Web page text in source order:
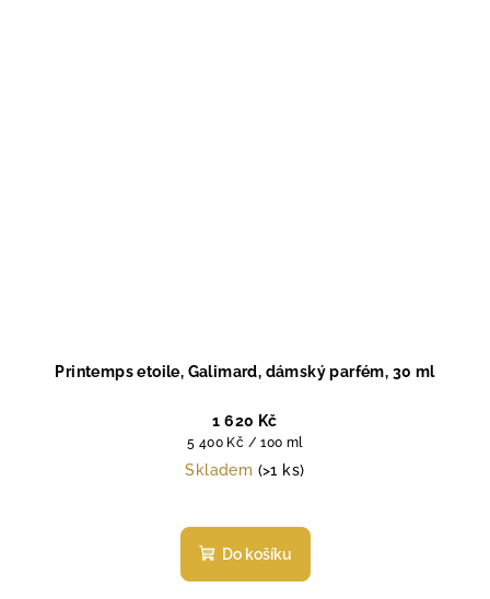
Printemps etoile, Galimard, dámský parfém, 30 ml
1 620 Kč
Měrná
cena:
5 400 Kč / 100 ml
Skladem (>1 ks)
hodnocení
produktu
Do košíku